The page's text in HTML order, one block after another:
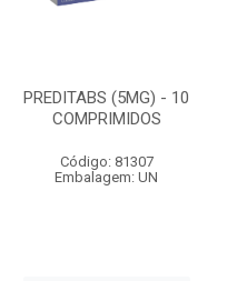
PREDITABS (5MG) - 10
COMPRIMIDOS
Código: 81307
Embalagem: UN